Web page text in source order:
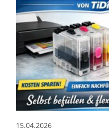
15.04.2026